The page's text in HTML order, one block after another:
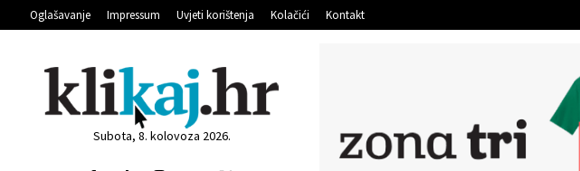
Oglašavanje Impressum Uvjeti korištenja Kolačići Kontakt
Subota, 8. kolovoza 2026.